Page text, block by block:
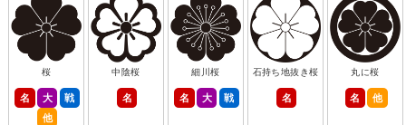
桜
名 大
戦
他
中陰桜
名
細川桜
名 大 戦
石持ち地抜き桜
名
丸に桜
名 他